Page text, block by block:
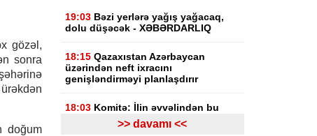
gözəl,
sonra
doğum
19:03 Bəzi yerlərə yağış yağacaq,
dolu düşəcək - XƏBƏRDARLIQ
18:15 Qazaxıstan Azərbaycan
üzərindən neft ixracını
genişləndirməyi planlaşdırır
18:03 Komitə: İlin əvvəlindən bu
yana erkən evliliklə bağlı 14
müraciət olub, 11-nin qarşısı alınıb
>> davamı <<